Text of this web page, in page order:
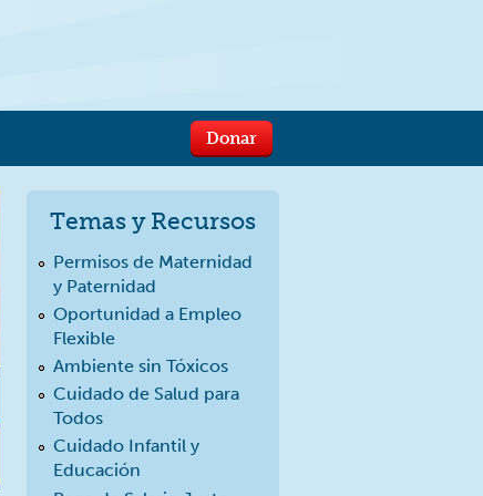
Donar
Temas y Recursos
Permisos de Maternidad
y Paternidad
Oportunidad a Empleo
Flexible
Ambiente sin Tóxicos
Cuidado de Salud para
Todos
Cuidado Infantil y
Educación